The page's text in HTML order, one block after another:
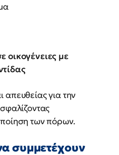
οικογένειες με
απευθείας για την
των πόρων.
συμμετέχουν